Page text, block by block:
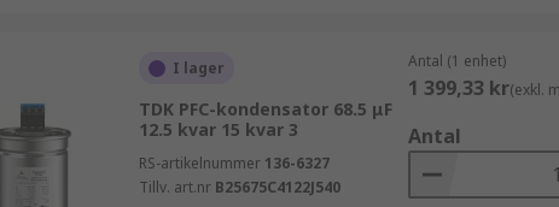
I lager
TDK PFC-kondensator 68.5 μF
12.5 kvar 15 kvar 3
RS-artikelnummer 136-6327
Tillv. art.nr B25675C4122J540
Antal (1 enhet)
1 399,33 kr(exkl.
Antal